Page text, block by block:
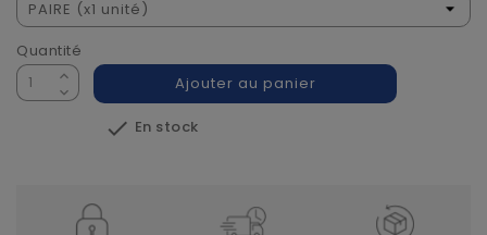
Quantité
Ajouter au panier
 En stock